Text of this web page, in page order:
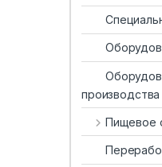
Пищевое